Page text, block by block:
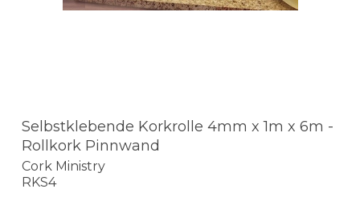
Selbstklebende Korkrolle 4mm x 1m x 6m -
Rollkork Pinnwand
Cork Ministry
RKS4